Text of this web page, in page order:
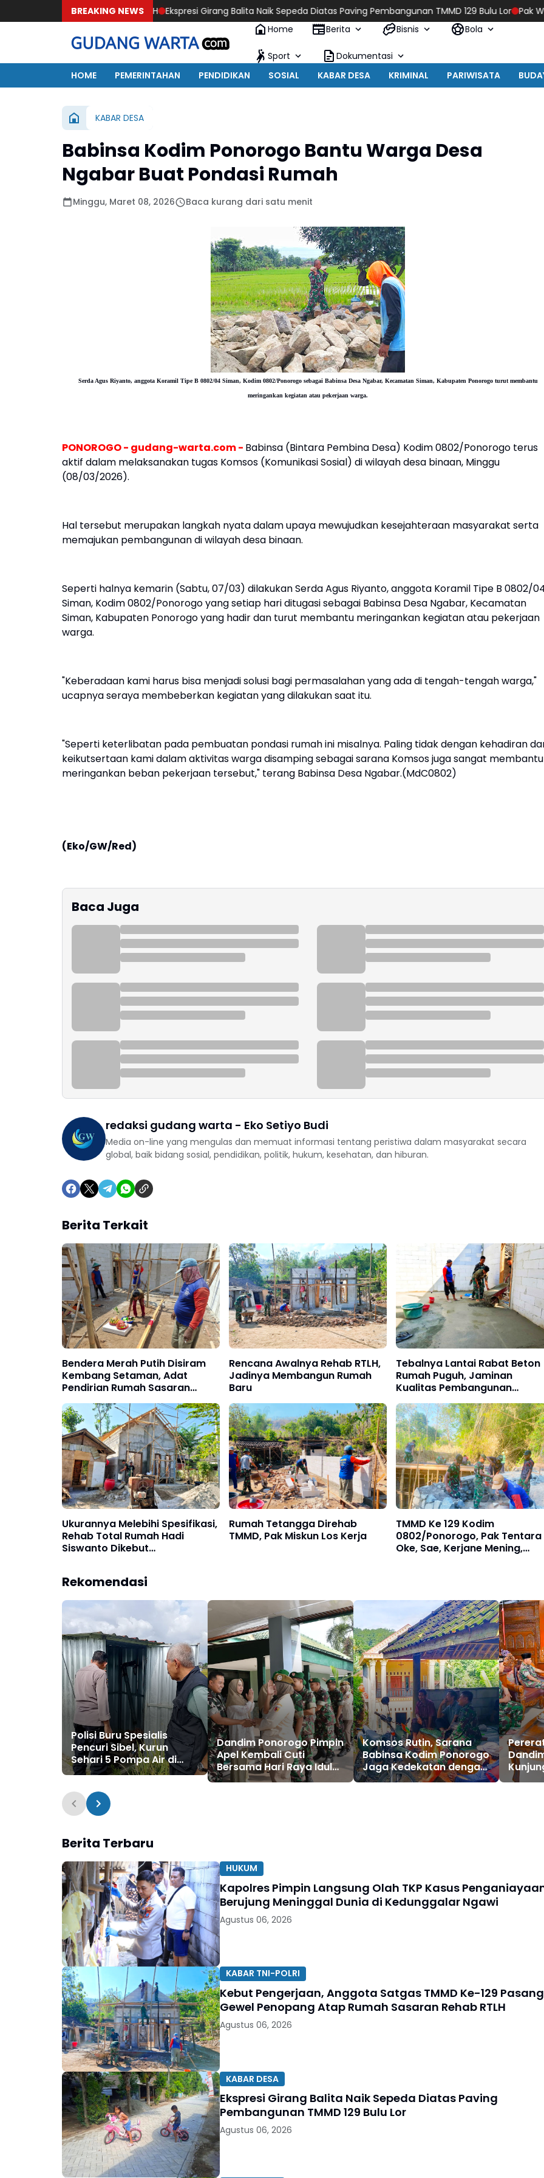
BREAKING NEWS
Rehab RTLH Ekspresi Girang Balita Naik Sepeda Diatas Paving Pembangunan TMMD 129 Bulu Lor
Pak Wakhid Senang,
Home
Berita Bisnis Bola
Sport
Dokumentasi
HOME
PEMERINTAHAN PENDIDIKAN SOSIAL KABAR DESA KRIMINAL PARIWISATA
KABAR DESA
Babinsa Kodim Ponorogo Bantu Warga Desa
Ngabar Buat Pondasi Rumah
Minggu, Maret 08, 2026 Baca kurang dari satu menit
Serda Agus Riyanto, anggota Koramil Tipe B 0802/04 Siman, Kodim 0802/Ponorogo sebagai Babinsa Desa Ngabar, Kecamatan Siman, Kabupaten Ponorogo turut membantu
meringankan kegiatan atau pekerjaan warga.
PONOROGO - gudang-warta.com - Babinsa (Bintara Pembina Desa) Kodim 0802/Ponorogo terus
aktif dalam melaksanakan tugas Komsos (Komunikasi Sosial) di wilayah desa binaan, Minggu
(08/03/2026).
Hal tersebut merupakan langkah nyata dalam upaya mewujudkan kesejahteraan masyarakat serta
memajukan pembangunan di wilayah desa binaan.
Seperti halnya kemarin (Sabtu, 07/03) dilakukan Serda Agus Riyanto, anggota Koramil Tipe B 0802/
Siman, Kodim 0802/Ponorogo yang setiap hari ditugasi sebagai Babinsa Desa Ngabar, Kecamatan
Siman, Kabupaten Ponorogo yang hadir dan turut membantu meringankan kegiatan atau pekerjaan
warga.
"Keberadaan kami harus bisa menjadi solusi bagi permasalahan yang ada di tengah-tengah warga,"
ucapnya seraya membeberkan kegiatan yang dilakukan saat itu.
"Seperti keterlibatan pada pembuatan pondasi rumah ini misalnya. Paling tidak dengan kehadiran
keikutsertaan kami dalam aktivitas warga disamping sebagai sarana Komsos juga sangat membantu
meringankan beban pekerjaan tersebut," terang Babinsa Desa Ngabar.(MdC0802)
(Eko/GW/Red)
Baca Juga
redaksi gudang warta - Eko Setiyo Budi
Media on-line yang mengulas dan memuat informasi tentang peristiwa dalam masyarakat secara
global, baik bidang sosial, pendidikan, politik, hukum, kesehatan, dan hiburan.
Berita Terkait
Bendera Merah Putih Disiram
Kembang Setaman, Adat
Pendirian Rumah Sasaran
Rehab RTLH TMMD Ke-129
Rencana Awalnya Rehab RTLH,
Jadinya Membangun Rumah
Baru
Tebalnya Lantai Rabat Beton
Rumah Puguh, Jaminan
Kualitas Pembangunan
Sasaran Fisik TMMD ke-129
Kodim 0802/Ponorogo
Ukurannya Melebihi Spesifikasi,
Rehab Total Rumah Hadi
Siswanto Dikebut
Rumah Tetangga Direhab
TMMD, Pak Miskun Los Kerja
TMMD Ke 129 Kodim
0802/Ponorogo, Pak Tentara
Oke, Sae, Kerjane Mening,
Rekomendasi
Polisi Buru Spesialis
Pencuri Sibel, Kurun
Sehari 5 Pompa Air di
Ponorogo Digondol
Dandim Ponorogo Pimpin
Apel Kembali Cuti
Bersama Hari Raya Idul
Fitri 1447 H Gelombang II
Komsos Rutin, Sarana
Babinsa Kodim Ponorogo
Jaga Kedekatan dengan
Warga
Berita Terbaru
HUKUM
Kapolres Pimpin Langsung Olah TKP Kasus
Berujung Meninggal Dunia di Kedunggalar Ngawi
Agustus 06, 2026
KABAR TNI-POLRI
Kebut Pengerjaan, Anggota Satgas TMMD Ke-129 Pasang
Gewel Penopang Atap Rumah Sasaran Rehab RTLH
Agustus 06, 2026
KABAR DESA
Ekspresi Girang Balita Naik Sepeda Diatas Paving
Pembangunan TMMD 129 Bulu Lor
Agustus 06, 2026